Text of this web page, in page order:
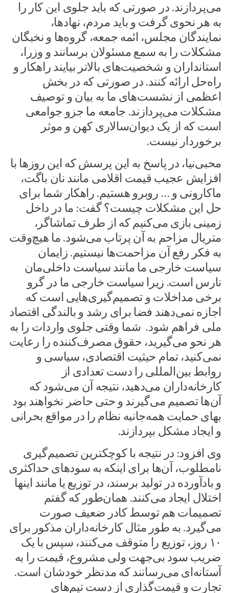
می‌پردازند. در صورتی که باید جلوی این کار را
به هر نحوی گرفت و باید مردم، نهادها،
نمایندگان مجلس، ائمه جمعه، گروه‌ها و نخبگان
مشکلات را به سمع مسئولان برسانند و وزرا،
استانداران و شخصیت‌های بالاتر بیایند راهکار و
راه‌حل ارائه کنند. در صورتی که در بخش
اعظمی از نشست‌های ما به بیان و توصیف
مشکلات می‌پردازند. جامعه ما جزو جوامعی
است که از یک دیوان‌سالاری کهن و موثر
برخوردار نیست.
محبی‌نیا، در پاسخ به این پرسش که این روزها با
افزایش عجیب قیمت اقلامی مانند نان باگت،
ماکارونی و … روبرو هستیم. راهکار شما برای
حل این مشکلات چیست؟ گفت: ما در داخل
زمینی بازی می‌کنیم که از طرف تماشاگر،
متریال مزاحم به آن پرتاب می‌شود. ما هیچ‌وقت
به فکر رفع آن مزاحمت‌ها نیستیم. زایمان
سیاست خارجی ما مانند سیاست‌ داخلی‌مان
نارس است. زیرا سیاست خارجی ما در گرو
برخی مداخلات و تصمیم‌گیری‌هایی است که
اجازه نمی‌دهند فضا برای رشد و بالندگی اقتصاد
ملی فراهم شود. شما وقتی جلوی واردات را به
هر نحو می‌گیرید، حقوق مصرف‌کننده را رعایت
نمی‌کنید، تمام حیثیت اقتصادی، سیاسی و
روابط بین‌المللی را دست تعدادی از
کارخانه‌داران می‌دهید، نتیجه آن می‌شود که
آن‌ها تصمیم می‌گیرند و حتی حاضر نخواهند بود
بهای حمایت همه‌جانبه نظام را در مواقع بحرانی
و ایجاد مشکل بپردازند.
وی افزود: در نتیجه با کوچکترین تصمیم‌گیری
نامطلوب، آن‌ها برای اینکه به سودهای حداکثری
و بادآورده در تولید برسند، در توزیع یا مانند اینها
اختلال ایجاد می‌کنند. همان‌طور که گفتم
تصمیمات هم توسط کادر ضعیف صورت
می‌گیرد. به طور مثال کارخانه‌داران مذکور برای
۱۰ روز، توزیع را متوقف می‌کنند، سپس با یک
ضریب سود بی‌جهت ولی مشروع، قیمت را به
آستانه‌ای می‌رسانند که مدنظر خودشان است.
تجارت و قیمت‌گذاری از دست تیم‌های